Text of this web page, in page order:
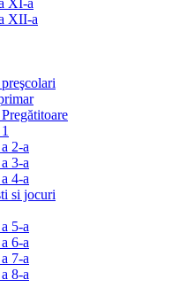
XI-a
XII-a
2-a
3-a
4-a
si jocuri
5-a
6-a
7-a
8-a